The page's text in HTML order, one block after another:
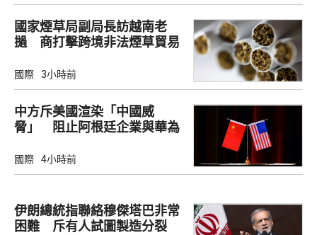
國家煙草局副局長訪越南老
撾 商打擊跨境非法煙草貿易
國際 3小時前
中方斥美國渲染「中國威
脅」 阻止阿根廷企業與華為
國際 4小時前
伊朗總統指聯絡穆傑塔巴非常
困難 斥有人試圖製造分裂